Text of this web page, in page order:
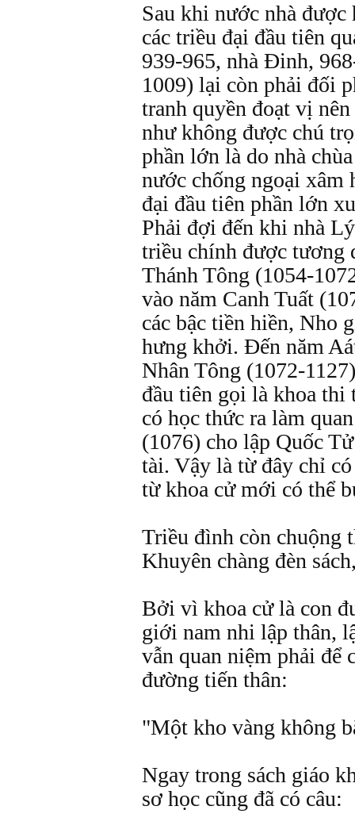
Sau khi nước nhà được
các triều đại đầu tiên
939-965, nhà Đinh,
1009) lại còn phải đối
tranh quyền đoạt vị
như không được chú
phần lớn là do nhà
nước chống ngoại xâm
đại đầu tiên phần lớn
Phải đợi đến khi nhà
triều chính được tương
Thánh Tông (1054-
vào năm Canh Tuất
các bậc tiền hiền, Nho
hưng khởi. Đến năm
Nhân Tông (1072-
đầu tiên gọi là khoa
có học thức ra làm
(1076) cho lập Quốc
tài. Vậy là từ đây chỉ
từ khoa cử mới có thể
Triều đình còn chuộng
Khuyên chàng đèn
Bởi vì khoa cử là con
giới nam nhi lập thân,
vẫn quan niệm phải để
đường tiến thân:
"Một kho vàng không
Ngay trong sách giáo
sơ học cũng đã có câu: